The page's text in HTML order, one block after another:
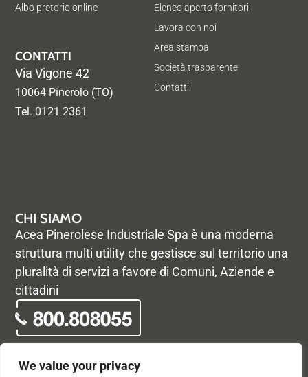
We value your privacy
CHI SIAMO
Acea Pinerolese Industriale Spa è una moderna
struttura multi utility che gestisce sul territorio una
pluralità di servizi a favore di Comuni, Aziende e
cittadini
Elenco aperto fornitori
Lavora con noi
Area stampa
Società trasparente
Contatti
Albo pretorio online
CONTATTI
Via Vigone 42
10064 Pinerolo (TO)
Tel. 0121 2361